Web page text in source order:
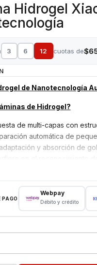
Hidrogel
3 6 12 cuotas de
de Nanotecnología
de Hidrogel?
de multi-capas con
automática de
y absorción de
en el reconocimiento
ultra delgado adaptable a
en el táctil. No
las burbujas.
PAGO
Webpay
Débito y crédito